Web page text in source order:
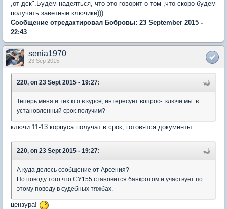
,от дск".Будем надеяться, что это говорит о том ,что скоро будем
получать заветные ключики)))
Сообщение отредактировал Бобровы: 23 September 2015 -
22:43
senia1970
23 Sep 2015
220, on 23 Sept 2015 - 19:27:
Теперь меня и тех кто в курсе, интересует вопрос- ключи мы в
установленный срок получим?
ключи 11-13 корпуса получат в срок, готовятся документы.
220, on 23 Sept 2015 - 19:27:
А куда делось сообщение от Арсения?
По поводу того что СУ155 становится банкротом и участвует по
этому поводу в судебных тяжбах.
цензура!